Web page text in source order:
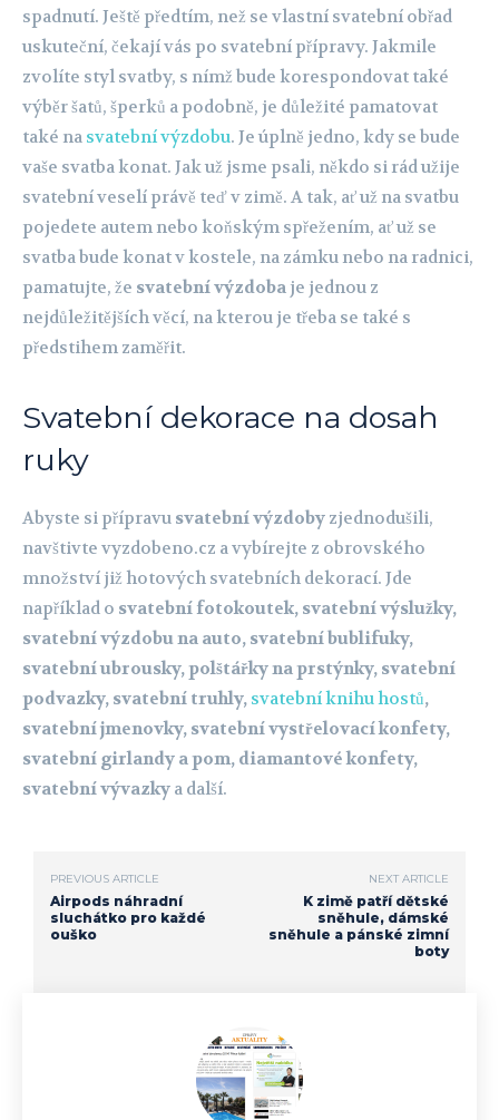
spadnutí. Ještě předtím, než se vlastní svatební obřad
uskuteční, čekají vás po svatební přípravy. Jakmile
zvolíte styl svatby, s nímž bude korespondovat také
výběr šatů, šperků a podobně, je důležité pamatovat
také na svatební výzdobu. Je úplně jedno, kdy se bude
vaše svatba konat. Jak už jsme psali, někdo si rád užije
svatební veselí právě teď v zimě. A tak, ať už na svatbu
pojedete autem nebo koňským spřežením, ať už se
svatba bude konat v kostele, na zámku nebo na radnici,
pamatujte, že svatební výzdoba je jednou z
nejdůležitějších věcí, na kterou je třeba se také s
předstihem zaměřit.
Svatební dekorace na dosah
ruky
Abyste si přípravu svatební výzdoby zjednodušili,
navštivte vyzdobeno.cz a vybírejte z obrovského
množství již hotových svatebních dekorací. Jde
například o svatební fotokoutek, svatební výslužky,
svatební výzdobu na auto, svatební bublifuky,
svatební ubrousky, polštářky na prstýnky, svatební
podvazky, svatební truhly, svatební knihu hostů,
svatební jmenovky, svatební vystřelovací konfety,
svatební girlandy a pom, diamantové konfety,
svatební vývazky a další.
PREVIOUS ARTICLE
Airpods náhradní
sluchátko pro každé
ouško
NEXT ARTICLE
K zimě patří dětské
sněhule, dámské
sněhule a pánské zimní
boty